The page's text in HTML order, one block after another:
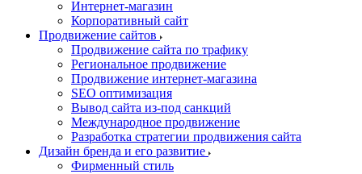
Интернет-магазин
Корпоративный сайт
Продвижение сайтов
Продвижение сайта по трафику
Региональное продвижение
Продвижение интернет-магазина
SEO оптимизация
Вывод сайта из-под санкций
Международное продвижение
Разработка стратегии продвижения сайта
Дизайн бренда и его развитие
Фирменный стиль